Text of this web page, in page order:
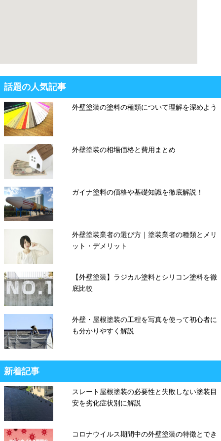
話題の人気記事
外壁塗装の塗料の種類について理解を深めよう
外壁塗装の相場価格と費用まとめ
ガイナ塗料の価格や基礎知識を徹底解説！
外壁塗装業者の選び方｜塗装業者の種類とメリ
ット・デメリット
【外壁塗装】ラジカル塗料とシリコン塗料を徹
底比較
外壁・屋根塗装の工程を写真を使って初心者に
も分かりやすく解説
新着記事
スレート屋根塗装の必要性と失敗しない塗装目
安を劣化症状別に解説
コロナウイルス期間中の外壁塗装の特徴とでき